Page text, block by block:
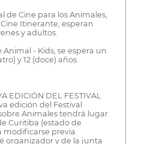
de Cine para los Animales,
Itinerante, esperan
y adultos.
Animal - Kids, se espera un
y 12 (doce) años.
EDICIÓN DEL FESTIVAL
edición del Festival
Animales tendrá lugar
Curitiba (estado de
modificarse previa
organizador y de la junta